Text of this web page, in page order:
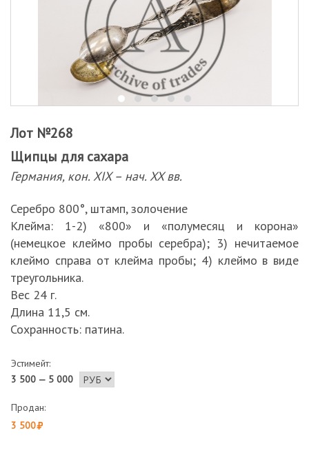
Лот №268
Щипцы для сахара
Германия, кон. XIX – нач. XX вв.
Серебро 800°, штамп, золочение
Клейма: 1-2) «800» и «полумесяц и корона»
(немецкое клеймо пробы серебра); 3) нечитаемое
клеймо справа от клейма пробы; 4) клеймо в виде
треугольника.
Вес 24 г.
Длина 11,5 см.
Сохранность: патина.
Эстимейт:
3 500 — 5 000
Продан:
3 500